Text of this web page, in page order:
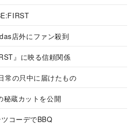
店外にファン殺到
』に映る信頼関係
常の只中に届けたもの
秘蔵カットを公開
コーデでBBQ